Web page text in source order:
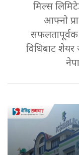
मिल्स
आफ्नो
सफलतापूर्वक
विधिबाट शेयर